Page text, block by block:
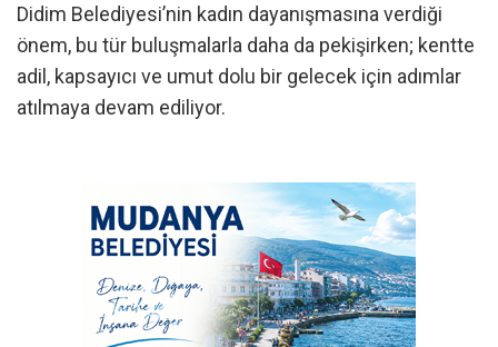
Didim Belediyesi’nin kadın dayanışmasına verdiği
önem, bu tür buluşmalarla daha da pekişirken; kentte
adil, kapsayıcı ve umut dolu bir gelecek için adımlar
atılmaya devam ediliyor.